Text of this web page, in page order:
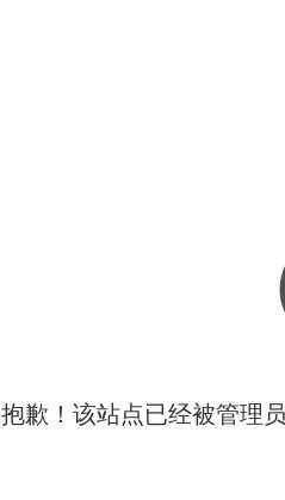
抱歉！该站点已经被管理